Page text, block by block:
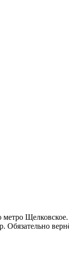
Обязательно